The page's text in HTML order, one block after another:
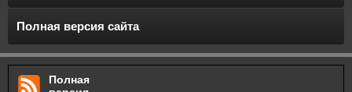
Полная версия сайта
Полная